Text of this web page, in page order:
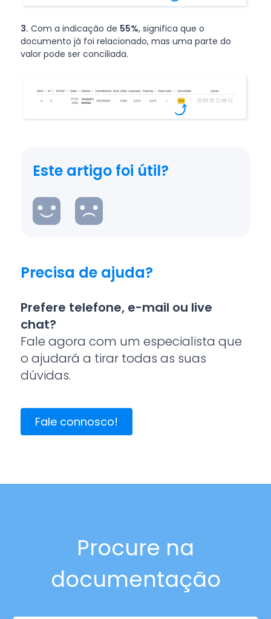
3. Com a indicação de 55%, significa que o
documento já foi relacionado, mas uma parte do
valor pode ser conciliada.
Este artigo foi útil?
Precisa de ajuda?
Prefere telefone, e-mail ou live
chat?
Fale agora com um especialista que
o ajudará a tirar todas as suas
dúvidas.
Fale connosco!
Procure na
documentação